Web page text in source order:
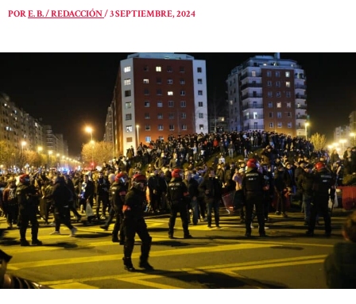
PORE. B. / REDACCIÓN/3 SEPTIEMBRE, 2024